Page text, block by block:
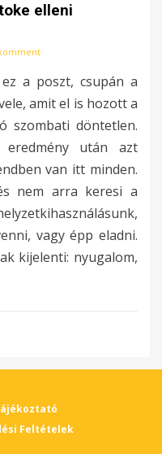
elleni
a poszt, csupán a
amit el is hozott a
szombati döntetlen.
után azt
van itt minden.
nem arra keresi a
vagy épp eladni.
kijelenti: nyugalom,
Feltételek